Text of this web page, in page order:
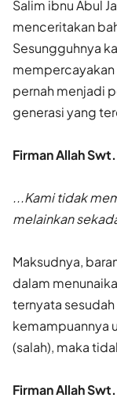
Salim ibnu Abul
menceritakan
Sesungguhnya
mempercayakan
pernah menjadi
generasi yang
Firman Allah
...Kami tidak
melainkan
Maksudnya,
dalam
ternyata
kemampuannya
(salah), maka
Firman Allah